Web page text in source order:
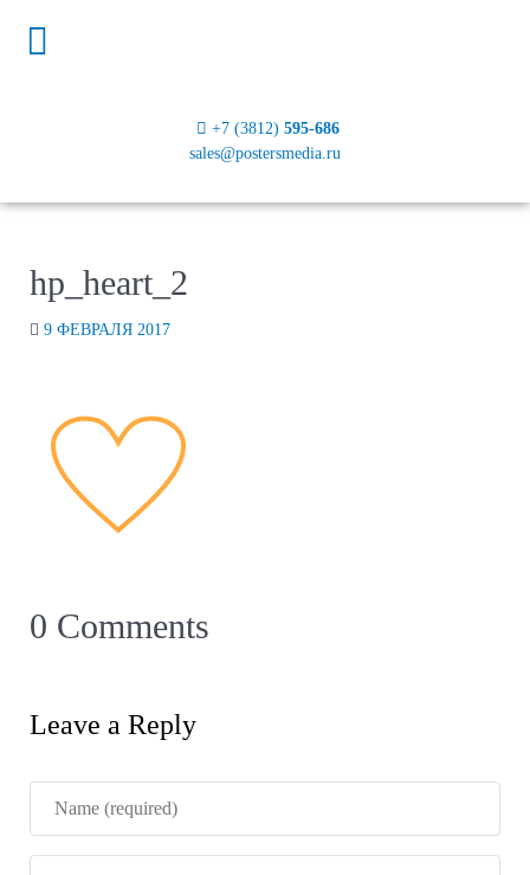
+7 (3812)595-686
sales@postersmedia.ru
hp_heart_2
9 ФЕВРАЛЯ 2017
0 Comments
Leave a Reply